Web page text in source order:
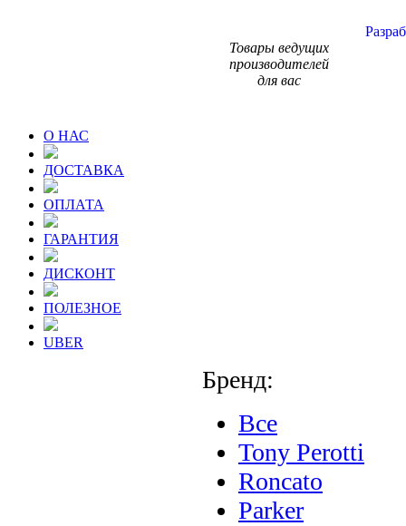
Товары ведущих
производителей
для вас
О НАС
ДОСТАВКА
ОПЛАТА
ГАРАНТИЯ
ДИСКОНТ
ПОЛЕЗНОЕ
UBER
Бренд:
Все
Tony Perotti
Roncato
Parker